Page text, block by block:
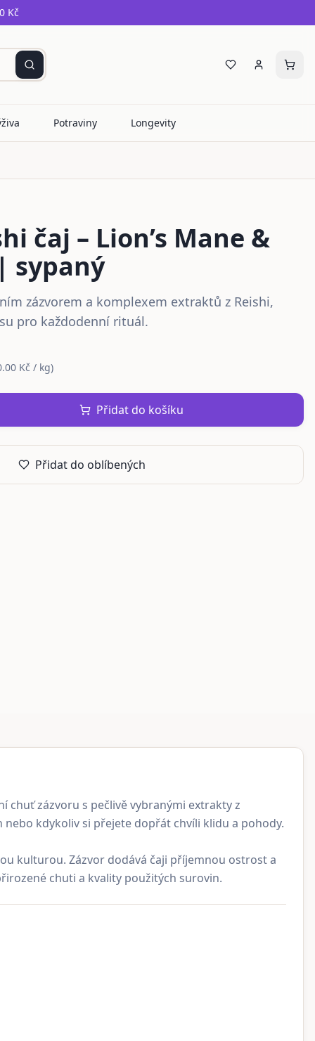
Kč
Potraviny Longevity
čaj – Lion’s Mane &
sypaný
zázvorem a komplexem extraktů z Reishi,
pro každodenní rituál.
Kč / kg)
Přidat do košíku
Přidat do oblíbených
chuť zázvoru s pečlivě vybranými extrakty z
kdykoliv si přejete dopřát chvíli klidu a pohody.
kulturou. Zázvor dodává čaji příjemnou ostrost a
chuti a kvality použitých surovin.